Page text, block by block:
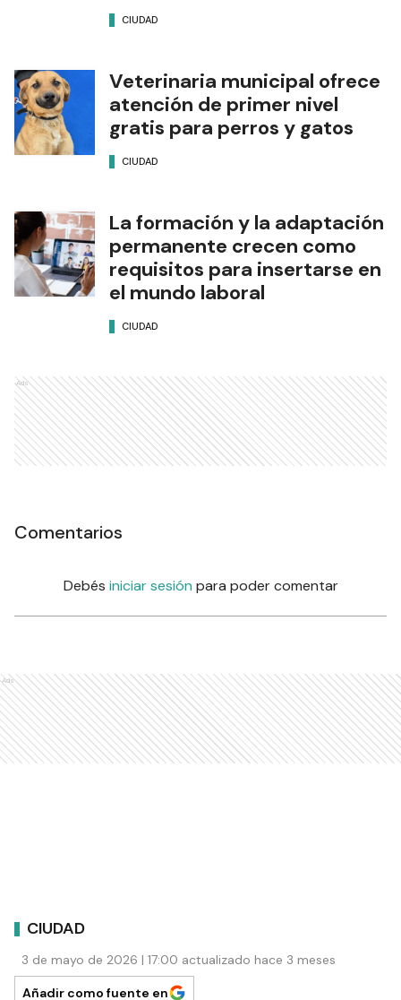
CIUDAD
Veterinaria municipal ofrece
atención de primer nivel
gratis para perros y gatos
CIUDAD
La formación y la adaptación
permanente crecen como
requisitos para insertarse en
el mundo laboral
CIUDAD
Ads
Comentarios
Debés iniciar sesión para poder comentar
Ads
CIUDAD
3 de mayo de 2026 | 17:00 actualizado hace 3 meses
Añadir como fuente en